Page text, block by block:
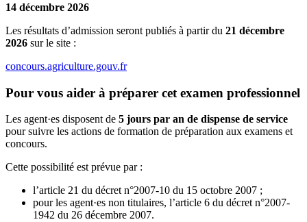
14 décembre 2026
Les résultats d’admission seront publiés à partir du 21 décembre
2026 sur le site :
concours.agriculture.gouv.fr
Pour vous aider à préparer cet examen professionnel
Les agent·es disposent de 5 jours par an de dispense de service
pour suivre les actions de formation de préparation aux examens et
concours.
Cette possibilité est prévue par :
l’article 21 du décret n°2007-10 du 15 octobre 2007 ;
pour les agent·es non titulaires, l’article 6 du décret n°2007-
1942 du 26 décembre 2007.